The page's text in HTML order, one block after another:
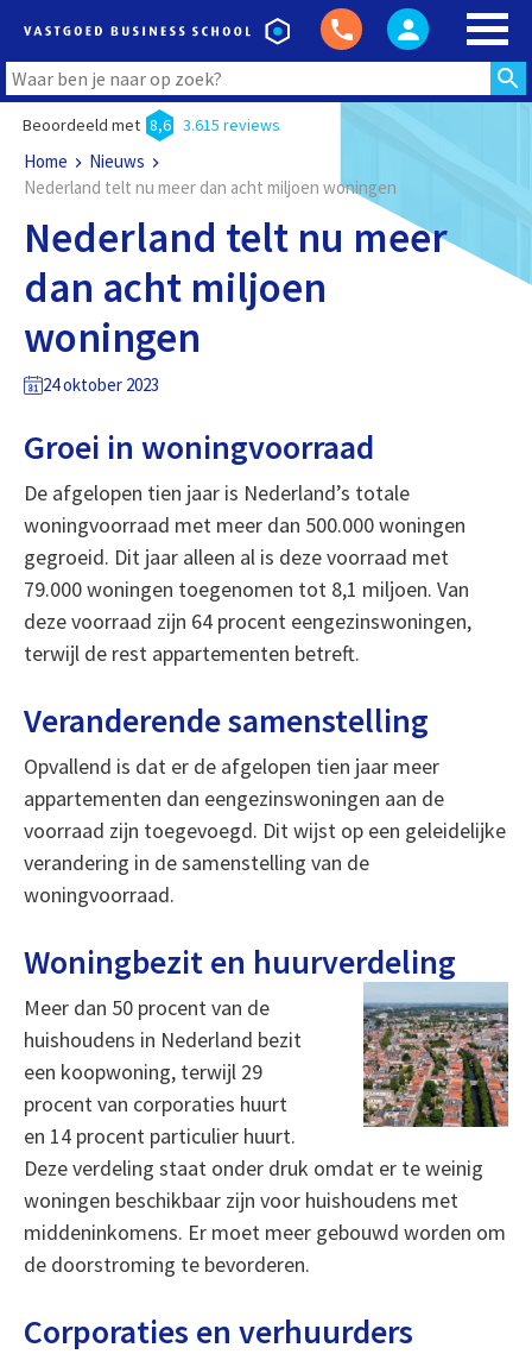
Beoordeeld met 8,6 3.615 reviews
Home
Nieuws
Nederland telt nu meer dan acht miljoen woningen
Nederland telt nu meer
dan acht miljoen
woningen
24 oktober 2023
Groei in woningvoorraad
De afgelopen tien jaar is Nederland’s totale
woningvoorraad met meer dan 500.000 woningen
gegroeid. Dit jaar alleen al is deze voorraad met
79.000 woningen toegenomen tot 8,1 miljoen. Van
deze voorraad zijn 64 procent eengezinswoningen,
terwijl de rest appartementen betreft.
Veranderende samenstelling
Opvallend is dat er de afgelopen tien jaar meer
appartementen dan eengezinswoningen aan de
voorraad zijn toegevoegd. Dit wijst op een geleidelijke
verandering in de samenstelling van de
woningvoorraad.
Woningbezit en huurverdeling
Meer dan 50 procent van de
huishoudens in Nederland bezit
een koopwoning, terwijl 29
procent van corporaties huurt
en 14 procent particulier huurt.
Deze verdeling staat onder druk omdat er te weinig
woningen beschikbaar zijn voor huishoudens met
middeninkomens. Er moet meer gebouwd worden om
de doorstroming te bevorderen.
Corporaties en verhuurders